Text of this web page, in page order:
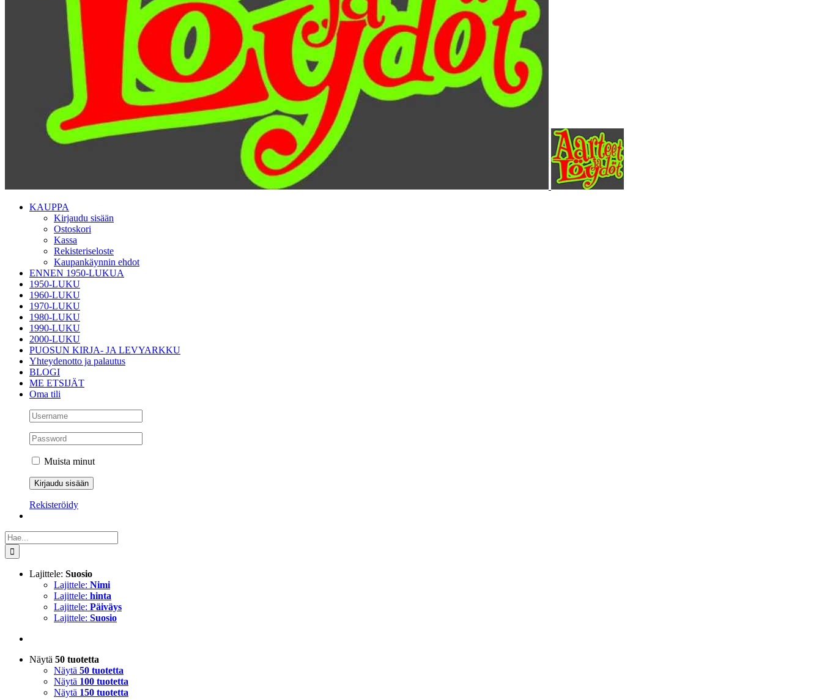
KAUPPA
Kirjaudu sisään
Ostoskori
Kassa
Rekisteriseloste
Kaupankäynnin ehdot
ENNEN 1950-LUKUA
1950-LUKU
1960-LUKU
1970-LUKU
1980-LUKU
1990-LUKU
2000-LUKU
PUOSUN KIRJA- JA LEVYARKKU
Yhteydenotto ja palautus
BLOGI
ME ETSIJÄT
Oma tili
Muista minut
Rekisteröidy
Etsi
...
Lajittele: Suosio
Lajittele: Nimi
Lajittele: hinta
Lajittele: Päiväys
Lajittele: Suosio
Näytä 50 tuotetta
Näytä 50 tuotetta
Näytä 100 tuotetta
Näytä 150 tuotetta